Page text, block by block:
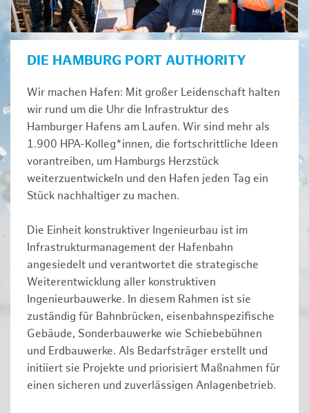
DIE HAMBURG PORT AUTHORITY
Wir machen Hafen: Mit großer Leidenschaft halten
wir rund um die Uhr die Infrastruktur des
Hamburger Hafens am Laufen. Wir sind mehr als
1.900 HPA-Kolleg*innen, die fortschrittliche Ideen
vorantreiben, um Hamburgs Herzstück
weiterzuentwickeln und den Hafen jeden Tag ein
Stück nachhaltiger zu machen.
Die Einheit konstruktiver Ingenieurbau ist im
Infrastrukturmanagement der Hafenbahn
angesiedelt und verantwortet die strategische
Weiterentwicklung aller konstruktiven
Ingenieurbauwerke. In diesem Rahmen ist sie
zuständig für Bahnbrücken, eisenbahnspezifische
Gebäude, Sonderbauwerke wie Schiebebühnen
und Erdbauwerke. Als Bedarfsträger erstellt und
initiiert sie Projekte und priorisiert Maßnahmen für
einen sicheren und zuverlässigen Anlagenbetrieb.